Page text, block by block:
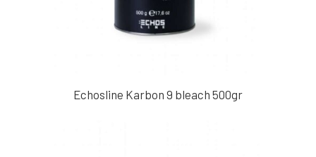
Echosline Karbon 9 bleach 500gr